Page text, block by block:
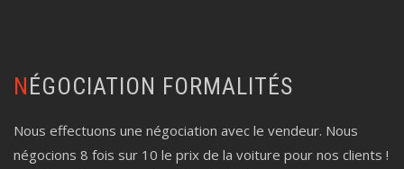
NÉGOCIATION FORMALITÉS
Nous effectuons une négociation avec le vendeur. Nous
négocions 8 fois sur 10 le prix de la voiture pour nos clients !